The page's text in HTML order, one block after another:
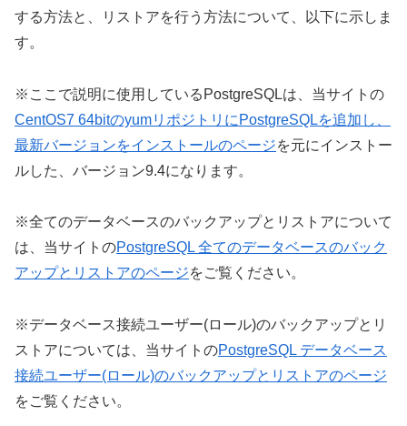
する方法と、リストアを行う方法について、以下に示しま
す。
※ここで説明に使用しているPostgreSQLは、当サイトの
CentOS7 64bitのyumリポジトリにPostgreSQLを追加し、
最新バージョンをインストールのページを元にインストー
ルした、バージョン9.4になります。
※全てのデータベースのバックアップとリストアについて
は、当サイトのPostgreSQL 全てのデータベースのバック
アップとリストアのページをご覧ください。
※データベース接続ユーザー(ロール)のバックアップとリ
ストアについては、当サイトのPostgreSQL データベース
接続ユーザー(ロール)のバックアップとリストアのページ
をご覧ください。